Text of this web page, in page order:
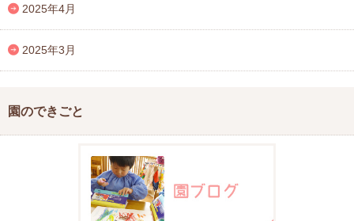
2025年4月
2025年3月
園のできごと